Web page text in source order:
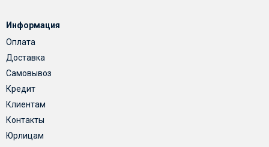
Информация
Оплата
Доставка
Самовывоз
Кредит
Клиентам
Контакты
Юрлицам